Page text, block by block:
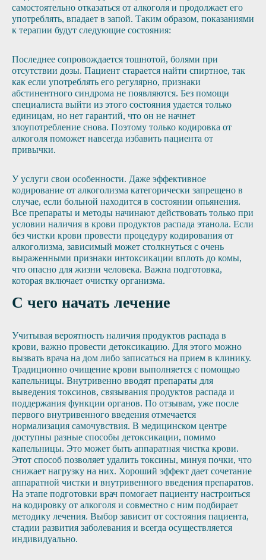
самостоятельно отказаться от алкоголя и продолжает его
употреблять, впадает в запой. Таким образом, показаниями
к терапии будут следующие состояния:
Последнее сопровождается тошнотой, болями при
отсутствии дозы. Пациент старается найти спиртное, так
как если употреблять его регулярно, признаки
абстинентного синдрома не появляются. Без помощи
специалиста выйти из этого состояния удается только
единицам, но нет гарантий, что он не начнет
злоупотребление снова. Поэтому только кодировка от
алкоголя поможет навсегда избавить пациента от
привычки.
У услуги свои особенности. Даже эффективное
кодирование от алкоголизма категорически запрещено в
случае, если больной находится в состоянии опьянения.
Все препараты и методы начинают действовать только при
условии наличия в крови продуктов распада этанола. Если
без чистки крови провести процедуру кодирования от
алкоголизма, зависимый может столкнуться с очень
выраженными признаки интоксикации вплоть до комы,
что опасно для жизни человека. Важна подготовка,
которая включает очистку организма.
С чего начать лечение
Учитывая вероятность наличия продуктов распада в
крови, важно провести детоксикацию. Для этого можно
вызвать врача на дом либо записаться на прием в клинику.
Традиционно очищение крови выполняется с помощью
капельницы. Внутривенно вводят препараты для
выведения токсинов, связывания продуктов распада и
поддержания функции органов. По отзывам, уже после
первого внутривенного введения отмечается
нормализация самочувствия. В медицинском центре
доступны разные способы детоксикации, помимо
капельницы. Это может быть аппаратная чистка крови.
Этот способ позволяет удалить токсины, минуя почки, что
снижает нагрузку на них. Хороший эффект дает сочетание
аппаратной чистки и внутривенного введения препаратов.
На этапе подготовки врач помогает пациенту настроиться
на кодировку от алкоголя и совместно с ним подбирает
методику лечения. Выбор зависит от состояния пациента,
стадии развития заболевания и всегда осуществляется
индивидуально.